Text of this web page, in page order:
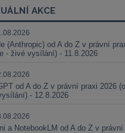
AKCE
(Anthropic) od A do Z v právní
- živé vysílání) - 11.8.2026
od A do Z v právní praxi 2026
- 12.8.2026
a NotebookLM od A do Z v právní